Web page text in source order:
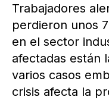
Trabajadores
perdieron unos
en el sector
afectadas están
varios casos
crisis afecta la